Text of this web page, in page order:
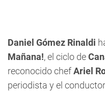
Daniel Gómez Rinaldi
Mañana!, el ciclo de
reconocido chefAriel
periodista y el